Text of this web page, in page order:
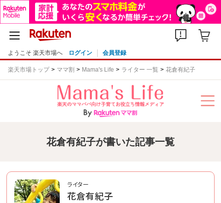
ようこそ 楽天市場へ ログイン 会員登録
楽天市場トップ ママ割 Mama's Life ライター 一覧 花倉有紀子
花倉有紀子が書いた記事一覧
ライター
花倉有紀子